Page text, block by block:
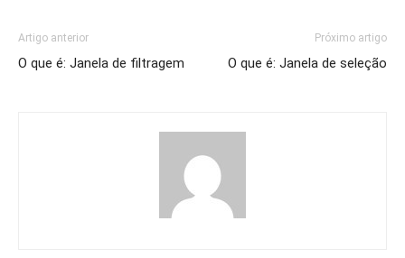
Artigo anterior
O que é: Janela de filtragem
Próximo artigo
O que é: Janela de seleção